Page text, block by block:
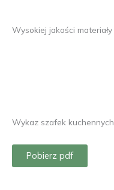
Wysokiej jakości materiały
Wykaz szafek kuchennych
Pobierz pdf